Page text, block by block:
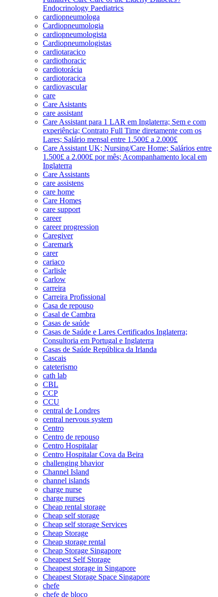
Endocrinology Paediatrics
cardiopneumologa
Cardiopneumologia
cardiopneumologista
Cardiopneumologistas
cardiotaracico
cardiothoracic
cardiotorácia
cardiotoracica
cardiovascular
care
Care Asistants
care assistant
Care Assistant para 1 LAR em Inglaterra; Sem e com
experiência; Contrato Full Time diretamente com os
Lares; Salário mensal entre 1.500£ a 2.000£
Care Assistant UK; Nursing/Care Home; Salários entre
1.500£ a 2.000£ por mês; Acompanhamento local em
Inglaterra
Care Assistants
care assistens
care home
Care Homes
care support
career
career progression
Caregiver
Caremark
carer
cariaco
Carlisle
Carlow
carreira
Carreira Profissional
Casa de repouso
Casal de Cambra
Casas de saúde
Casas de Saúde e Lares Certificados Inglaterra;
Consultoria em Portugal e Inglaterra
Casas de Saúde República da Irlanda
Cascais
cateterismo
cath lab
CBL
CCP
CCU
central de Londres
central nervous system
Centro
Centro de repouso
Centro Hospitalar
Centro Hospitalar Cova da Beira
challenging bhavior
Channel Island
channel islands
charge nurse
charge nurses
Cheap rental storage
Cheap self storage
Cheap self storage Services
Cheap Storage
Cheap storage rental
Cheap Storage Singapore
Cheapest Self Storage
Cheapest storage in Singapore
Cheapest Storage Space Singapore
chefe
chefe de bloco